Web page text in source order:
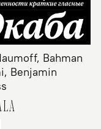
Bahman
Benjamin